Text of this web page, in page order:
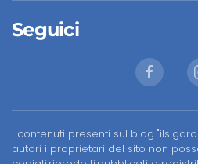
Seguici
I contenuti presenti sul blog
autori i proprietari del sito non